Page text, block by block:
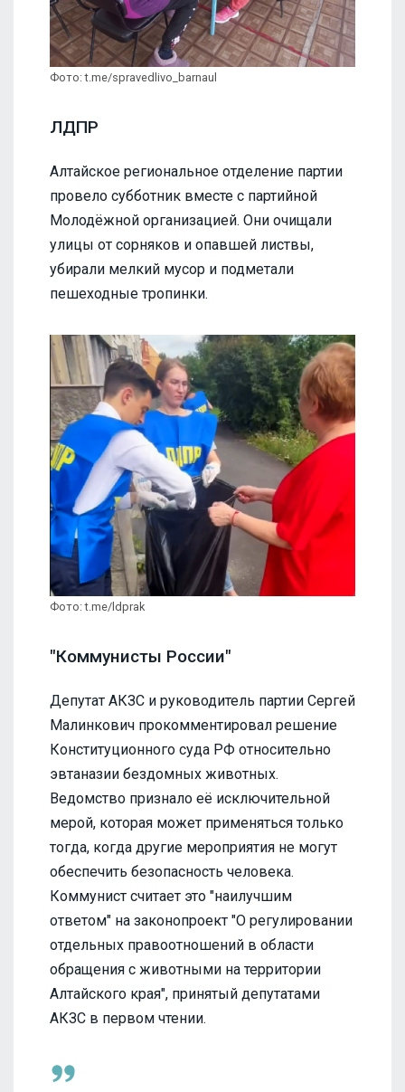
Фото: t.me/spravedlivo_barnaul
ЛДПР
Алтайское региональное отделение партии
провело субботник вместе с партийной
Молодёжной организацией. Они очищали
улицы от сорняков и опавшей листвы,
убирали мелкий мусор и подметали
пешеходные тропинки.
Фото: t.me/ldprak
"Коммунисты России"
Депутат АКЗС и руководитель партии Сергей
Малинкович прокомментировал решение
Конституционного суда РФ относительно
эвтаназии бездомных животных.
Ведомство признало её исключительной
мерой, которая может применяться только
тогда, когда другие мероприятия не могут
обеспечить безопасность человека.
Коммунист считает это "наилучшим
ответом" на законопроект "О регулировании
отдельных правоотношений в области
обращения с животными на территории
Алтайского края", принятый депутатами
АКЗС в первом чтении.